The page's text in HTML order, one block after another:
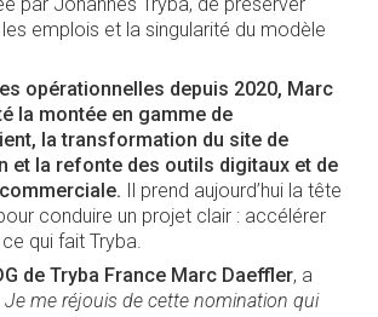
par Johannes Tryba, de préserver
les emplois et la singularité du modèle
opérationnelles depuis 2020, Marc
la montée en gamme de
la transformation du site de
et la refonte des outils digitaux et de
Il prend aujourd’hui la tête
conduire un projet clair : accélérer
qui fait Tryba.
de Tryba France Marc Daeffler, a
Je me réjouis de cette nomination qui